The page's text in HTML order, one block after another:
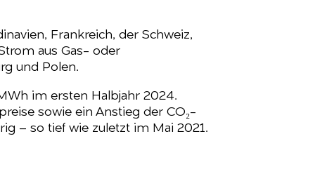
Frankreich, der Schweiz,
aus Gas- oder
und Polen.
im ersten Halbjahr 2024.
sowie ein Anstieg der CO₂-
– so tief wie zuletzt im Mai 2021.